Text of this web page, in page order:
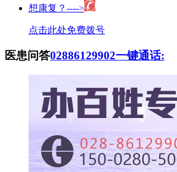
想康复？---->
点击此处免费拨号
医患问答02886129902一键通话: